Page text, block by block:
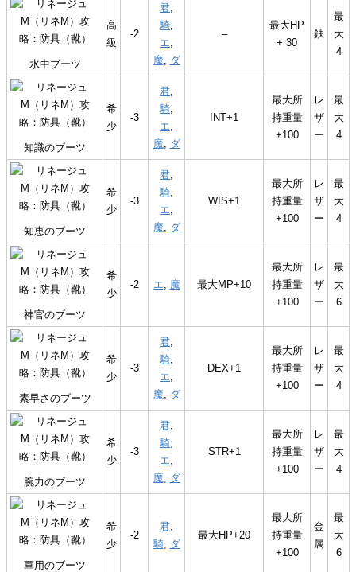
水中ブーツ
高
級
-2
君
騎
エ
魔
ダ
–
最大HP
+ 30
鉄
最
大
4
知識のブーツ
希
少
-3
君
騎
エ
魔
ダ
INT+1
最大所
持重量
+100
レ
ザ
ー
最
大
4
知恵のブーツ
希
少
-3
君
騎
エ
魔
ダ
WIS+1
最大所
持重量
+100
レ
ザ
ー
最
大
4
神官のブーツ
希
少
-2 エ 魔 最大MP+10
最大所
持重量
+100
レ
ザ
ー
最
大
6
素早さのブーツ
希
少
-3
君
騎
エ
魔
ダ
DEX+1
最大所
持重量
+100
レ
ザ
ー
最
大
4
腕力のブーツ
希
少
-3
君
騎
エ
魔
ダ
STR+1
最大所
持重量
+100
レ
ザ
ー
最
大
4
軍用のブーツ
希
少
-2
君
騎, ダ
最大HP+20
最大所
持重量
+100
金
属
最
大
6